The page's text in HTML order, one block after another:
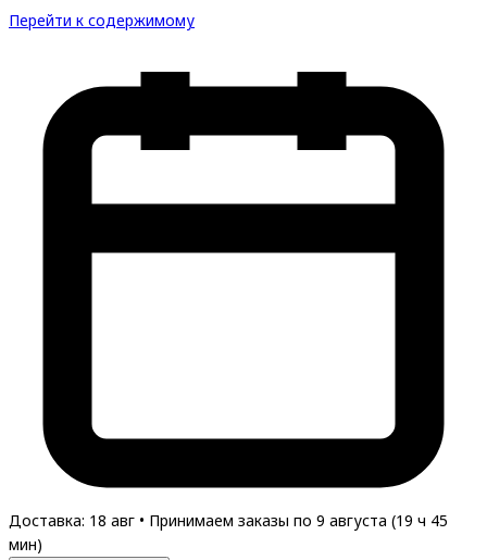
Перейти к содержимому
Доставка: 18 авг • Принимаем заказы по 9 августа (19 ч 45
мин)